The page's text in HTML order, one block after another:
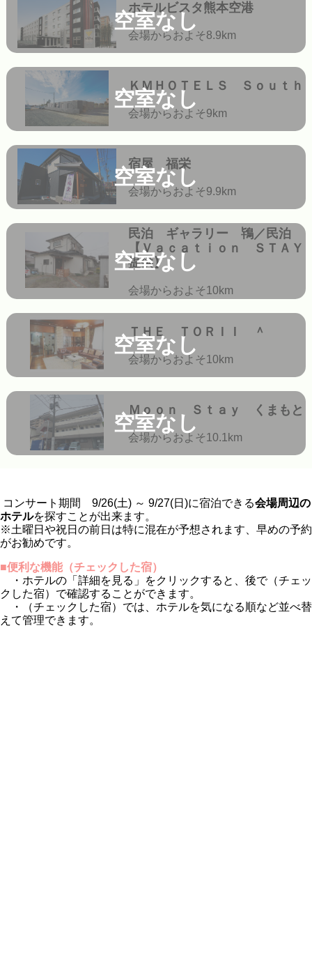
空室なし
ホテルビスタ熊本空港
会場からおよそ8.9km
空室なし
ＫＭＨＯＴＥＬＳ Ｓｏｕｔｈ
会場からおよそ9km
空室なし
宿屋 福栄
会場からおよそ9.9km
空室なし
民泊 ギャラリー 鴇／民泊
【Ｖａｃａｔｉｏｎ ＳＴＡＹ
提供】
会場からおよそ10km
空室なし
ＴＨＥ ＴＯＲＩＩ ＾
会場からおよそ10km
空室なし
Ｍｏｏｎ Ｓｔａｙ くまもと
会場からおよそ10.1km
コンサート期間 9/26(土) ～ 9/27(日)に宿泊できる会場周辺の
ホテルを探すことが出来ます。
※土曜日や祝日の前日は特に混在が予想されます、早めの予約
がお勧めです。
■便利な機能（チェックした宿）
・ホテルの「詳細を見る」をクリックすると、後で（チェッ
クした宿）で確認することができます。
・（チェックした宿）では、ホテルを気になる順など並べ替
えて管理できます。